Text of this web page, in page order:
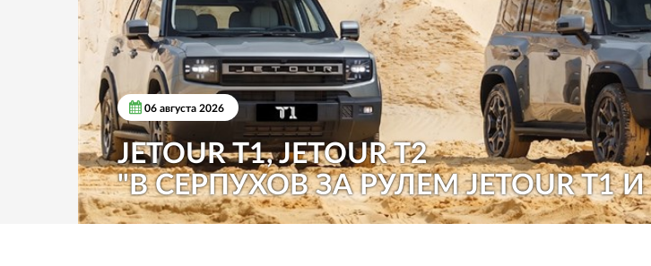
06 августа 2026
JETOUR T1, JETOUR T2
"В СЕРПУХОВ ЗА РУЛЕМ JETOUR T1 И